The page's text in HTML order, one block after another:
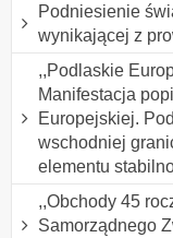
Podniesienie
wynikającej z
,,Podlaskie
Manifestacja
Europejskiej.
wschodniej
elementu
,,Obchody 45
Samorządnego